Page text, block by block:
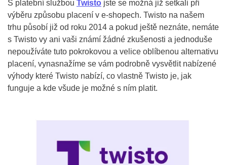
S platební službou Twisto jste se možná již setkali při
výběru způsobu placení v e-shopech. Twisto na našem
trhu působí již od roku 2014 a pokud ještě neznáte, nemáte
s Twisto vy ani vaši známí žádné zkušenosti a jednoduše
nepoužíváte tuto pokrokovou a velice oblíbenou alternativu
placení, vynasnažíme se vám podrobně vysvětlit nabízené
výhody které Twisto nabízí, co vlastně Twisto je, jak
funguje a kde všude je možné s ním platit.